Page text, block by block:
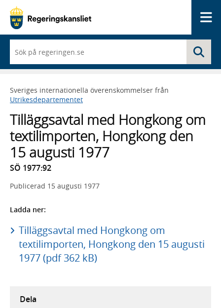
du
börjar
skriva
framträder
en
med
sökförslag
Sveriges internationella överenskommelser från
Utrikesdepartementet
Tilläggsavtal med Hongkong om
textilimporten, Hongkong den
15 augusti 1977
SÖ 1977:92
Publicerad 15 augusti 1977
Ladda ner:
Tilläggsavtal med Hongkong om
textilimporten, Hongkong den 15 augusti
1977 (pdf 362 kB)
Dela